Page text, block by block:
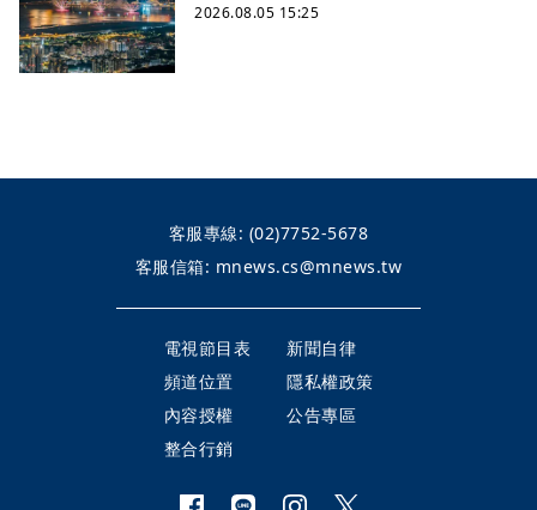
2026.08.05 15:25
客服專線: (02)7752-5678
客服信箱: mnews.cs@mnews.tw
電視節目表
新聞自律
頻道位置
隱私權政策
內容授權
公告專區
整合行銷